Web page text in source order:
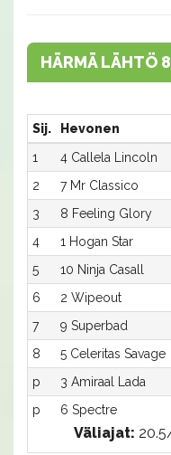
HÄRMÄ LÄHTÖ 8
Sij. Hevonen
1
4 Callela Lincoln
2
7 Mr Classico
3
8 Feeling Glory
4
1 Hogan Star
5
10 Ninja Casall
6
2 Wipeout
7
9 Superbad
8
5 Celeritas Savage
p
3 Amiraal Lada
p
6 Spectre
Väliajat: